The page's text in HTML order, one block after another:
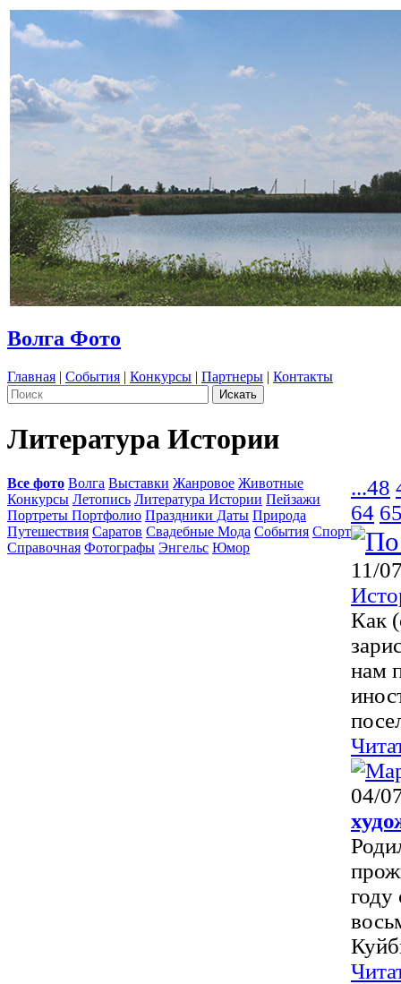
Волга Фото
Главная | События | Конкурсы | Партнеры | Контакты
Литература Истории
Все фото Волга Выставки Жанровое Животные
Конкурсы Летопись Литература Истории Пейзажи
Портреты Портфолио Праздники Даты Природа
Путешествия Саратов Свадебные Мода События Спорт
Справочная Фотографы Энгельс Юмор
...48
64
11/
Как
нам
04/
году